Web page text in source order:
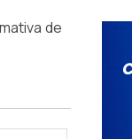
de